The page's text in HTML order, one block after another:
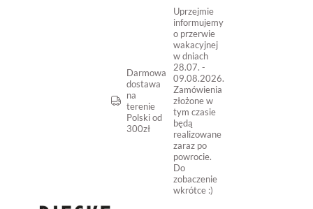
Darmowa
dostawa
na
terenie
Polski od
300zł
Uprzejmie
informujemy
o przerwie
wakacyjnej
w dniach
28.07. -
09.08.2026.
Zamówienia
złożone w
tym czasie
będą
realizowane
zaraz po
powrocie.
Do
zobaczenie
wkrótce :)